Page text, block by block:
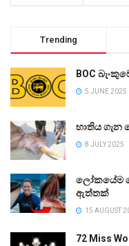
Trending
BOC
5 JUNE 2025
භාතිය ගැන
8 JULY 2025
ලෝකයේම
ඇත්තක්
15 AUGUST
72 Miss